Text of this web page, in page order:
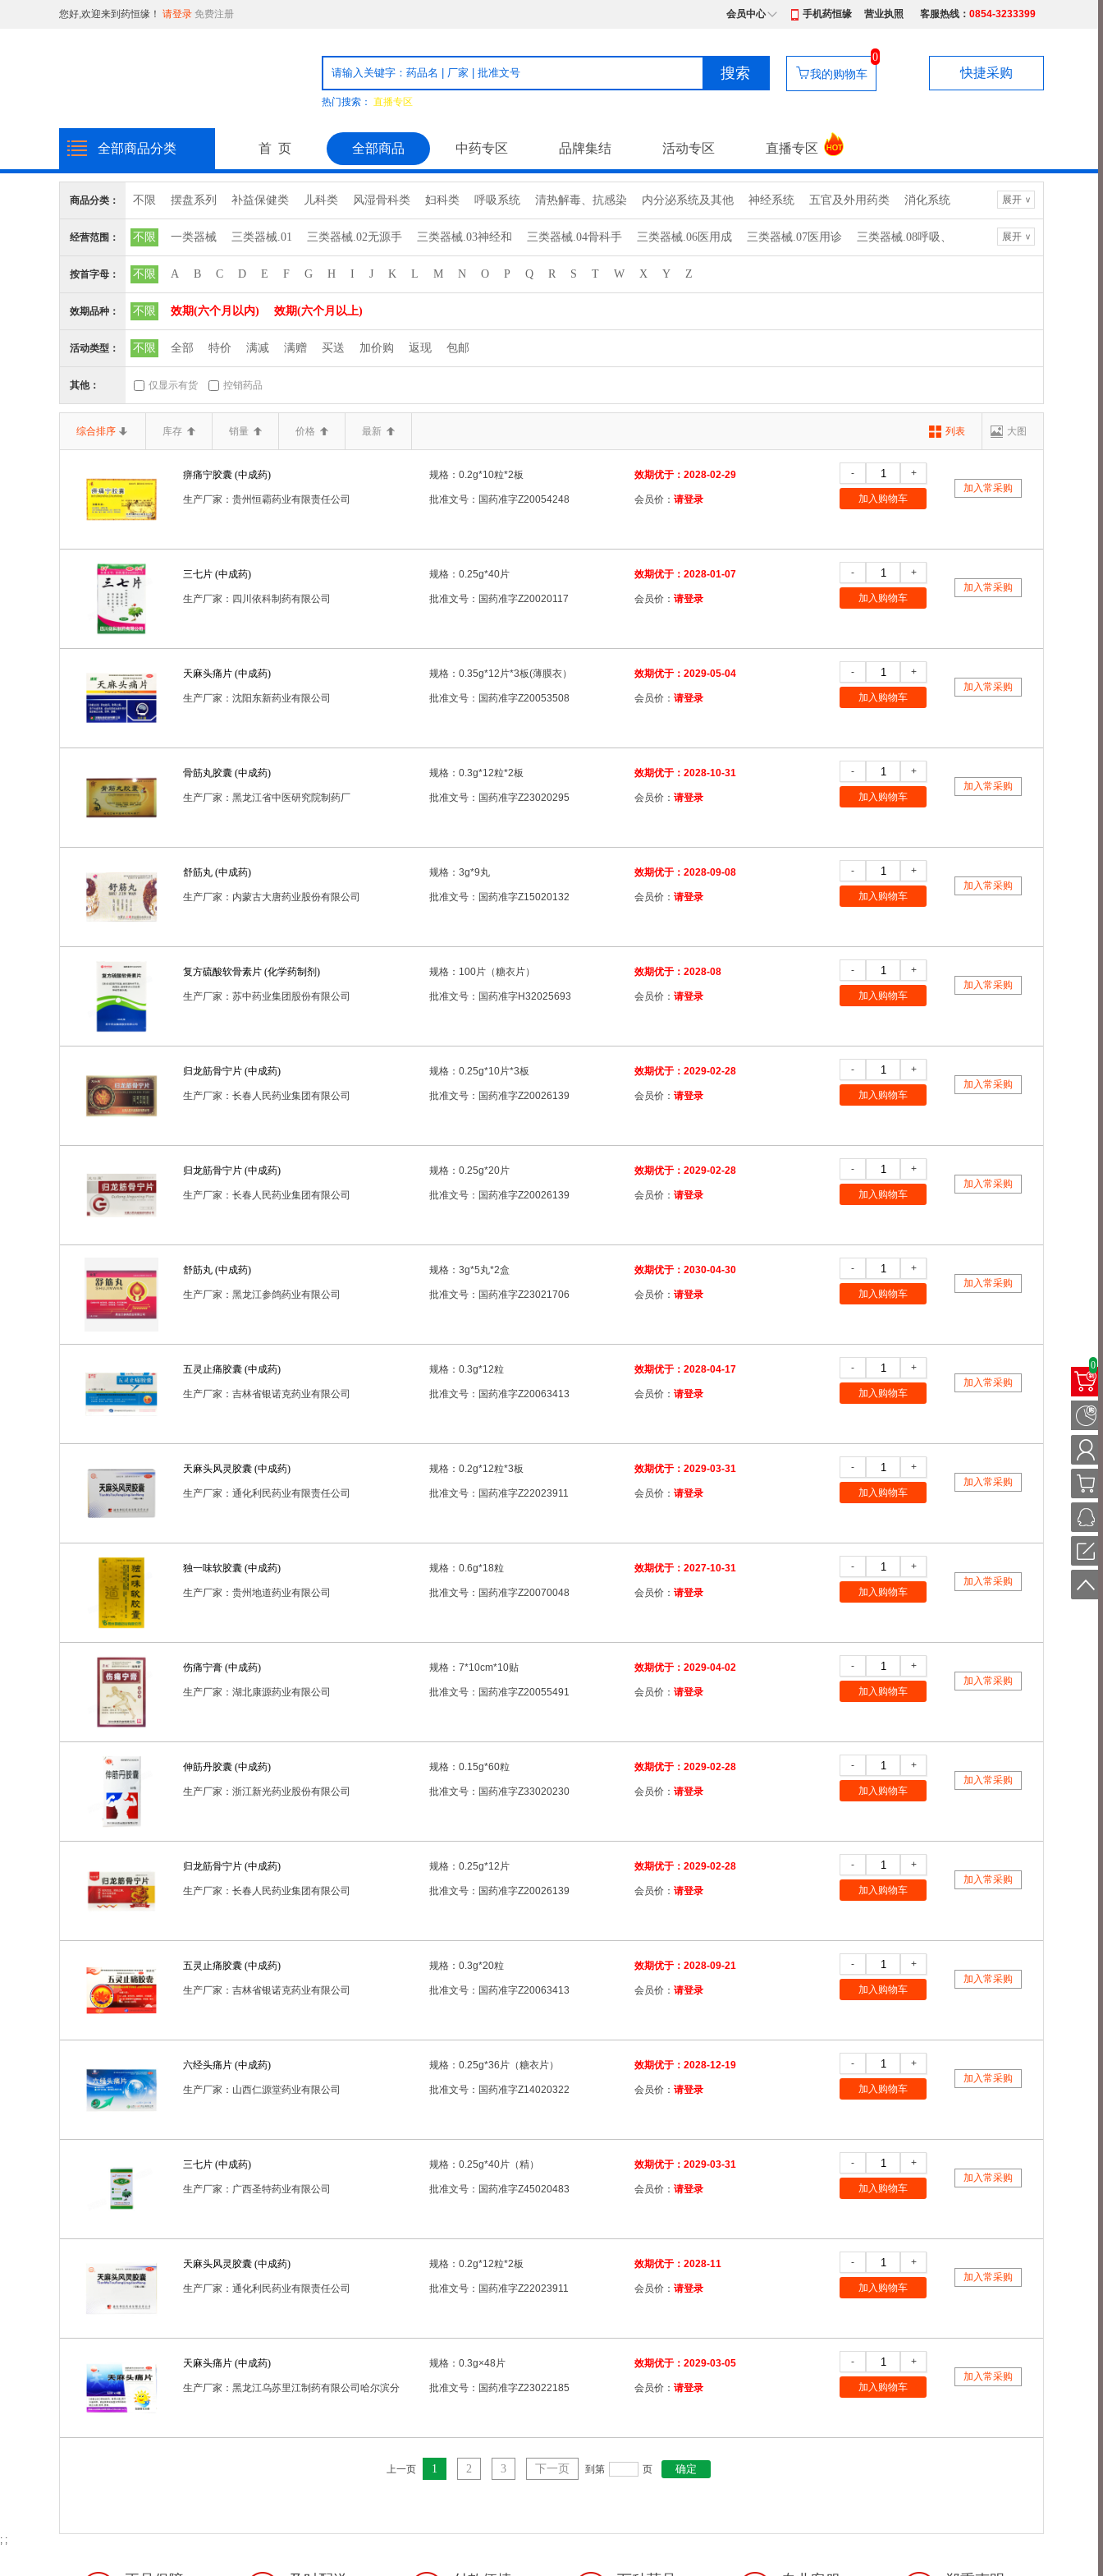
您好,欢迎来到药恒缘！ 请登录 免费注册 会员中心 手机药恒缘 营业执照 客服热线： 0854-3233399
0
热门搜索： 直播专区
我的购物车
0
快捷采购
首 页 全部商品 中药专区 品牌集结 活动专区 直播专区
全部商品分类
商品分类： 不限 摆盘系列 补益保健类 儿科类 风湿骨科类 妇科类 呼吸系统 清热解毒、抗感染 内分泌系统及其他 神经系统 五官及外用药类 消化系统
消毒品 日化用品 普通食品 粉剂系列 精致饮片 食品标准类 中药饮片 辅助理疗 计生用品 家庭护理 医疗专用 保健食品 化妆品
心脑血管血液系统
展开>
经营范围： 不限 一类器械 三类器械.01 三类器械.02无源手 三类器械.03神经和 三类器械.04骨科手 三类器械.06医用成 三类器械.07医用诊 三类器械.08呼吸、
三类器械.10输血、 三类器械.12 三类器械.13无源植 三类器械.14注输、 三类器械.6801基 三类器械.6803神
三类器械.6810矫 三类器械.6813计 三类器械.6815注
三类器械.6827中 三类器械.6832医 三类器械.6834医 三类器械.6840临
三类器械.6864医 三类器械.6865医
二类器械.10输血、 二类器械.12 二类器械.13无源植 二类器械.14注输、 二类器械.15患者承 二类器械.16 二类器械.16眼科手 二类器械.18妇产科
二类器械.19医用康 二类器械.6806口
二类器械.6820普 二类器械.6827中
二类器械.6834医 二类器械.6840临 二类器械.6845体 二类器械.6846植 二类器械.6854手 二类器械.6856病
二类器械.6857消
体内诊断试剂 体外诊断试剂 保健药品 保健食品 其他类 化妆品 化学药制剂 医疗器械
医疗器械一类 医疗器械二类 卫生保健品 含麻黄碱复方制剂 含麻黄碱类 器械三类 器械二类 抗生素 无 日化用品
进口药品 预包装食品
展开>
按首字母： 不限 A B C D E F G H I J K L M N O P Q R S T W X Y Z
效期品种： 不限 效期(六个月以内) 效期(六个月以上)
活动类型： 不限 全部 特价 满减 满赠 买送 加价购 返现 包邮
其他： 仅显示有货 控销药品
综合排序 库存 销量 价格 最新 列表 大图
痹痛宁胶囊 (中成药)
生产厂家：贵州恒霸药业有限责任公司
规格：0.2g*10粒*2板
批准文号：国药准字Z20054248
效期优于：2028-02-29
会员价： 请登录
- +
加入购物车
加入常采购
三七片 (中成药)
生产厂家：四川依科制药有限公司
规格：0.25g*40片
批准文号：国药准字Z20020117
效期优于：2028-01-07
会员价： 请登录
- +
加入购物车
加入常采购
天麻头痛片 (中成药)
生产厂家：沈阳东新药业有限公司
规格：0.35g*12片*3板(薄膜衣）
批准文号：国药准字Z20053508
效期优于：2029-05-04
会员价： 请登录
- +
加入购物车
加入常采购
骨筋丸胶囊 (中成药)
生产厂家：黑龙江省中医研究院制药厂
规格：0.3g*12粒*2板
批准文号：国药准字Z23020295
效期优于：2028-10-31
会员价： 请登录
- +
加入购物车
加入常采购
舒筋丸 (中成药)
生产厂家：内蒙古大唐药业股份有限公司
规格：3g*9丸
批准文号：国药准字Z15020132
效期优于：2028-09-08
会员价： 请登录
- +
加入购物车
加入常采购
复方硫酸软骨素片 (化学药制剂)
生产厂家：苏中药业集团股份有限公司
规格：100片（糖衣片）
批准文号：国药准字H32025693
效期优于：2028-08
会员价： 请登录
- +
加入购物车
加入常采购
归龙筋骨宁片 (中成药)
生产厂家：长春人民药业集团有限公司
规格：0.25g*10片*3板
批准文号：国药准字Z20026139
效期优于：2029-02-28
会员价： 请登录
- +
加入购物车
加入常采购
归龙筋骨宁片 (中成药)
生产厂家：长春人民药业集团有限公司
规格：0.25g*20片
批准文号：国药准字Z20026139
效期优于：2029-02-28
会员价： 请登录
- +
加入购物车
加入常采购
舒筋丸 (中成药)
生产厂家：黑龙江参鸽药业有限公司
规格：3g*5丸*2盒
批准文号：国药准字Z23021706
效期优于：2030-04-30
会员价： 请登录
- +
加入购物车
加入常采购
五灵止痛胶囊 (中成药)
生产厂家：吉林省银诺克药业有限公司
规格：0.3g*12粒
批准文号：国药准字Z20063413
效期优于：2028-04-17
会员价： 请登录
- +
加入购物车
加入常采购
天麻头风灵胶囊 (中成药)
生产厂家：通化利民药业有限责任公司
规格：0.2g*12粒*3板
批准文号：国药准字Z22023911
效期优于：2029-03-31
会员价： 请登录
- +
加入购物车
加入常采购
独一味软胶囊 (中成药)
生产厂家：贵州地道药业有限公司
规格：0.6g*18粒
批准文号：国药准字Z20070048
效期优于：2027-10-31
会员价： 请登录
- +
加入购物车
加入常采购
伤痛宁膏 (中成药)
生产厂家：湖北康源药业有限公司
规格：7*10cm*10贴
批准文号：国药准字Z20055491
效期优于：2029-04-02
会员价： 请登录
- +
加入购物车
加入常采购
伸筋丹胶囊 (中成药)
生产厂家：浙江新光药业股份有限公司
规格：0.15g*60粒
批准文号：国药准字Z33020230
效期优于：2029-02-28
会员价： 请登录
- +
加入购物车
加入常采购
归龙筋骨宁片 (中成药)
生产厂家：长春人民药业集团有限公司
规格：0.25g*12片
批准文号：国药准字Z20026139
效期优于：2029-02-28
会员价： 请登录
- +
加入购物车
加入常采购
五灵止痛胶囊 (中成药)
生产厂家：吉林省银诺克药业有限公司
规格：0.3g*20粒
批准文号：国药准字Z20063413
效期优于：2028-09-21
会员价： 请登录
- +
加入购物车
加入常采购
六经头痛片 (中成药)
生产厂家：山西仁源堂药业有限公司
规格：0.25g*36片（糖衣片）
批准文号：国药准字Z14020322
效期优于：2028-12-19
会员价： 请登录
- +
加入购物车
加入常采购
三七片 (中成药)
生产厂家：广西圣特药业有限公司
规格：0.25g*40片（精）
批准文号：国药准字Z45020483
效期优于：2029-03-31
会员价： 请登录
- +
加入购物车
加入常采购
天麻头风灵胶囊 (中成药)
生产厂家：通化利民药业有限责任公司
规格：0.2g*12粒*2板
批准文号：国药准字Z22023911
效期优于：2028-11
会员价： 请登录
- +
加入购物车
加入常采购
天麻头痛片 (中成药)
生产厂家：黑龙江乌苏里江制药有限公司哈尔滨分
规格：0.3g×48片
批准文号：国药准字Z23022185
效期优于：2029-03-05
会员价： 请登录
- +
加入购物车
加入常采购
上一页 1 2 3 下一页 到第 页
; ;